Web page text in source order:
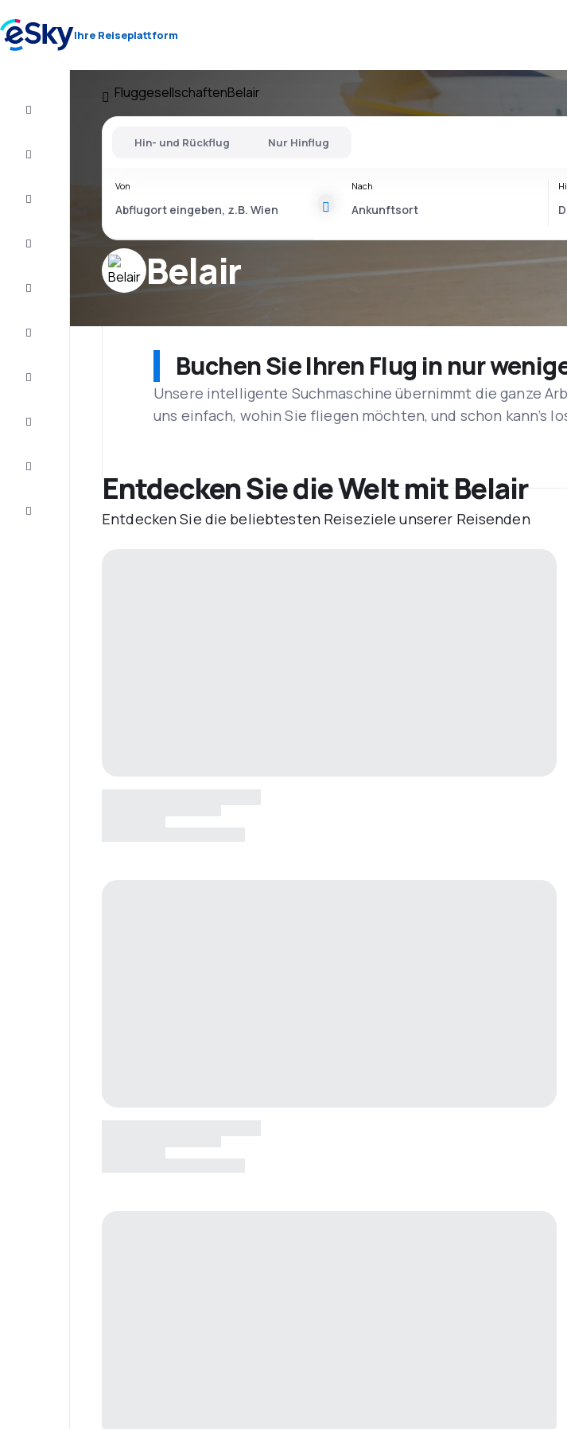
Ihre Reiseplattform
Kundenservice
FluggesellschaftenBelair
Belair
Hin- und Rückflug Nur Hinflug
Von Nach
Buchen Sie Ihren Flug in nur
Unsere intelligente Suchmaschine übernimmt die ganze
uns einfach, wohin Sie fliegen möchten, und schon kann’s
Entdecken Sie die Welt mit Belair
Entdecken Sie die beliebtesten Reiseziele unserer Reisenden